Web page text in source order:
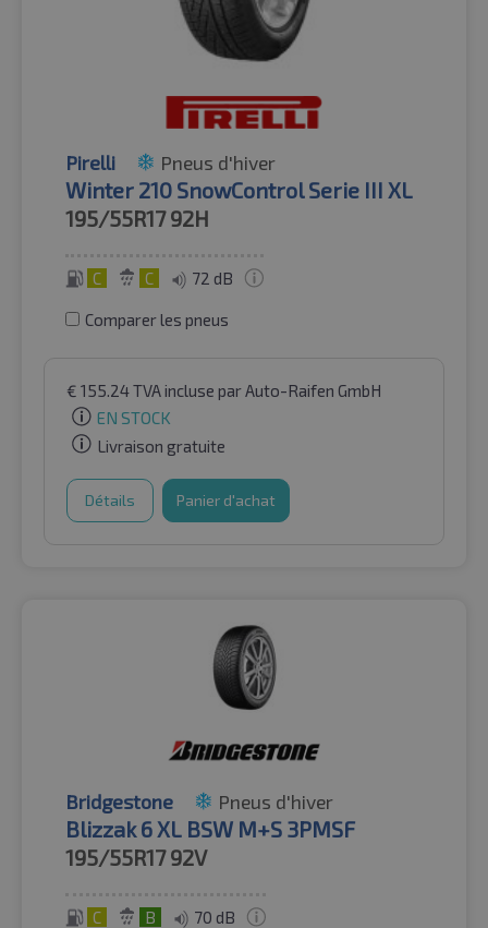
Pirelli Pneus d'hiver
Winter 210 SnowControl Serie III XL
195/55R17 92H
C C 72 dB
Comparer les pneus
€ 155.24TVA incluse par Auto-Raifen GmbH
EN STOCK
Livraison gratuite
Détails Panier d'achat
Bridgestone Pneus d'hiver
Blizzak 6 XL BSW M+S 3PMSF
195/55R17 92V
C B 70 dB